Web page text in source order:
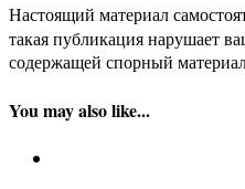
Настоящий материал
такая публикация нарушает
содержащей спорный
You may also like...